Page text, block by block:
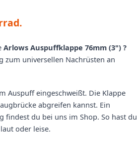
Arlows Auspuffklappe 76mm (3") ?
zum universellen Nachrüsten an
Auspuff eingeschweißt. Die Klappe
abgreifen kannst. Ein
findest du bei uns im Shop. So hast du
oder leise.